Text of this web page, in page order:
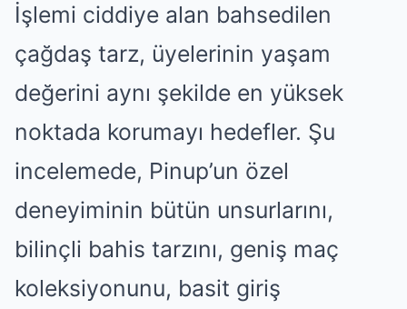
İşlemi ciddiye alan bahsedilen
çağdaş tarz, üyelerinin yaşam
değerini aynı şekilde en yüksek
noktada korumayı hedefler. Şu
incelemede, Pinup’un özel
deneyiminin bütün unsurlarını,
bilinçli bahis tarzını, geniş maç
koleksiyonunu, basit giriş